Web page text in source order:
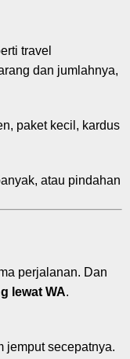
travel
dan jumlahnya,
paket kecil, kardus
atau pindahan
perjalanan. Dan
lewat WA.
jemput secepatnya.